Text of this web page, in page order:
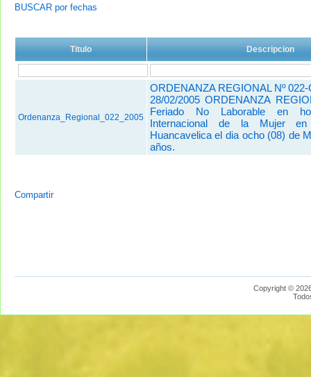
BUSCAR por fechas
Titulo Descripcion
Ordenanza_Regional_022_2005
ORDENANZA REGIONAL Nº
28/02/2005 ORDENANZA
Feriado No Laborable en
Internacional de la Mujer
Huancavelica el dia ocho (08) de
años.
Compartir
Copyright ©